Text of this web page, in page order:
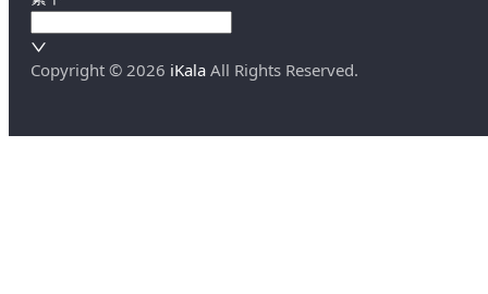
Copyright © 2026 iKala All Rights Reserved.